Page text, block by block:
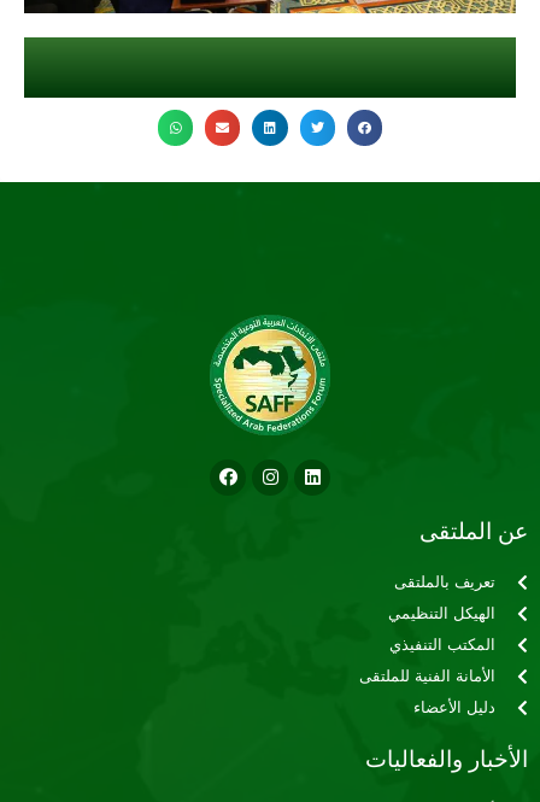
عن الملتقى
تعريف بالملتقى
الهيكل التنظيمي
المكتب التنفيذي
الأمانة الفنية للملتقى
دليل الأعضاء
الأخبار والفعاليات